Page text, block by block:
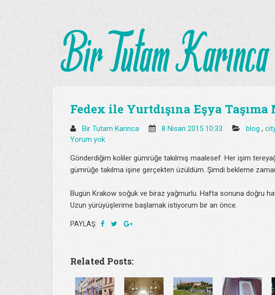
Fedex ile Yurtdışına Eşya Taşıma
Bir Tutam Karınca 8 Nisan 2015 10:33 blog ,
Yorum yok
Gönderdiğim koliler gümrüğe takılmış maalesef. Her işim
gümrüğe takılma işine gerçekten üzüldüm. Şimdi bekleme
Bugün Krakow soğuk ve biraz yağmurlu. Hafta sonuna doğru
Uzun yürüyüşlerime başlamak istiyorum bir an önce.
PAYLAŞ:
Related Posts: